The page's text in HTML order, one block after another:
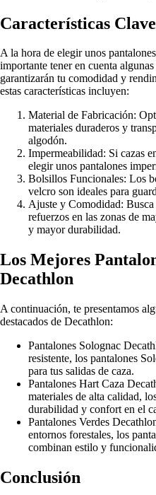
Características
A la hora de elegir unos
importante tener en cuenta
garantizarán tu comodidad y
estas características incluyen:
Material de Fabricación:
materiales duraderos y
algodón.
Impermeabilidad: Si cazas
elegir unos pantalones
Bolsillos Funcionales: Los
velcro son ideales para
Ajuste y Comodidad:
refuerzos en las zonas de
y mayor durabilidad.
Los Mejores
Decathlon
A continuación, te presentamos
destacados de Decathlon:
Pantalones Solognac
resistente, los pantalones
para tus salidas de caza.
Pantalones Hart Caza
materiales de alta calidad,
durabilidad y confort en el
Pantalones Verdes
entornos forestales, los
combinan estilo y
Conclusión